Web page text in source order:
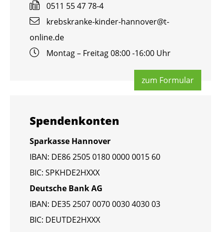
0511 55 47 78-4
krebs­kran­ke-kin­der-han­no­ver@​t-​
online.​de
Mon­tag – Frei­tag 08:00 -16:00 Uhr
zum For­mu­lar
Spen­den­kon­ten
Spar­kas­se Han­no­ver
IBAN: DE86 2505 0180 0000 0015 60
BIC: SPKHDE2HXXX
Deut­sche Bank AG
IBAN: DE35 2507 0070 0030 4030 03
BIC: DEUT­DE2HXXX